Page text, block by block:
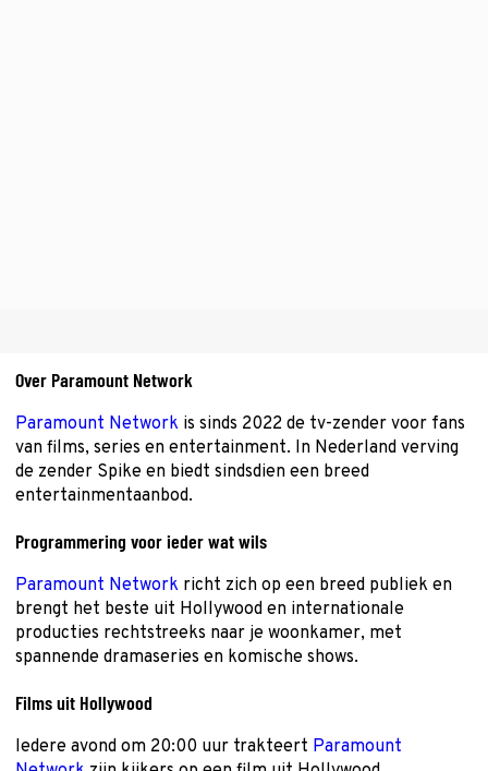
Over Paramount Network
Paramount Network is sinds 2022 de tv-zender voor fans
van films, series en entertainment. In Nederland verving
de zender Spike en biedt sindsdien een breed
entertainmentaanbod.
Programmering voor ieder wat wils
Paramount Network richt zich op een breed publiek en
brengt het beste uit Hollywood en internationale
producties rechtstreeks naar je woonkamer, met
spannende dramaseries en komische shows.
Films uit Hollywood
Iedere avond om 20:00 uur trakteert Paramount